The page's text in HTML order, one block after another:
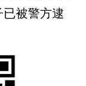
被警方逮